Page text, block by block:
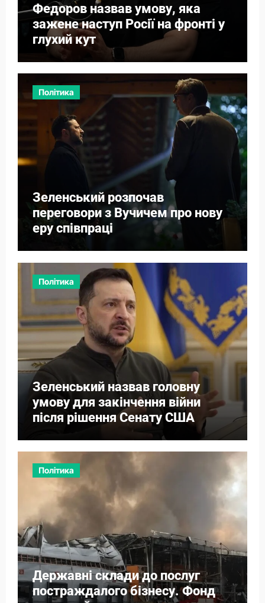
Федоров назвав умову, яка
зажене наступ Росії на фронті у
глухий кут
Політика
Зеленський розпочав
переговори з Вучичем про нову
еру співпраці
Політика
Зеленський назвав головну
умову для закінчення війни
після рішення Сенату США
Політика
Державні склади до послуг
постраждалого бізнесу. Фонд